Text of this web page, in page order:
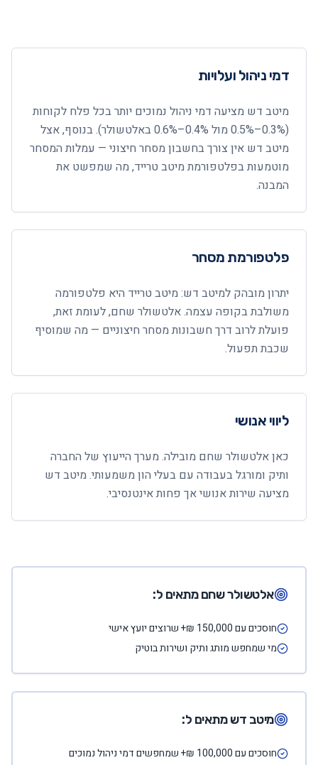
דמי ניהול ועלויות
מיטב דש מציעה דמי ניהול נמוכים יותר בכל פלח לקוחות
(0.3%–0.5% מול 0.4%–0.6% באלטשולר). בנוסף, אצל
מיטב דש אין צורך בחשבון מסחר חיצוני — עמלות המסחר
מוטמעות בפלטפורמת מיטב טרייד, מה שמפשט את
המבנה.
פלטפורמת מסחר
יתרון מובהק למיטב דש: מיטב טרייד היא פלטפורמה
משולבת בקופה עצמה. אלטשולר שחם, לעומת זאת,
פועלת לרוב דרך חשבונות מסחר חיצוניים — מה שמוסיף
שכבת תפעול.
ליווי אנושי
כאן אלטשולר שחם מובילה. מערך הייעוץ של החברה
ותיק ומורגל בעבודה עם בעלי הון משמעותי. מיטב דש
מציעה שירות אנושי אך פחות אינטנסיבי.
אלטשולר שחםמתאים ל:
חוסכים עם 150,000 ₪+ שרוצים יועץ אישי
מי שמחפש מותג ותיק ושירות בוטיק
מיטב דשמתאים ל:
חוסכים עם 100,000 ₪+ שמחפשים דמי ניהול נמוכים